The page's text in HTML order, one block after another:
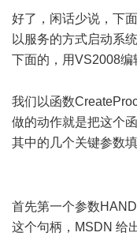
好了，闲话少说，下
以服务的方式启动系
下面的，用VS2008编
我们以函数
做的动作就是把这个
其中的几个关键参数
首先第一个参数
这个句柄，MSDN 给